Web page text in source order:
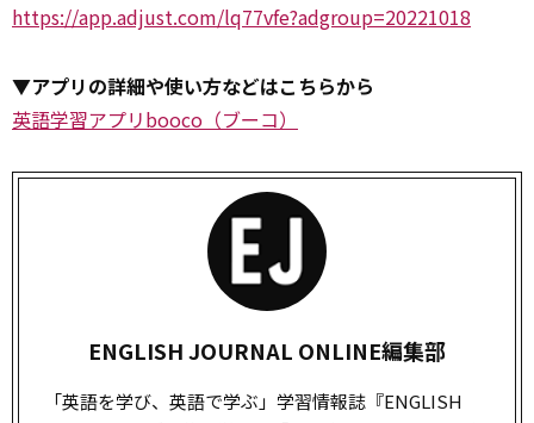
https://app.adjust.com/lq77vfe?adgroup=20221018
▼アプリの詳細や使い方などはこちらから
英語学習アプリbooco（ブーコ）
ENGLISH JOURNAL ONLINE編集部
「英語を学び、英語で学ぶ」学習情報誌『ENGLISH